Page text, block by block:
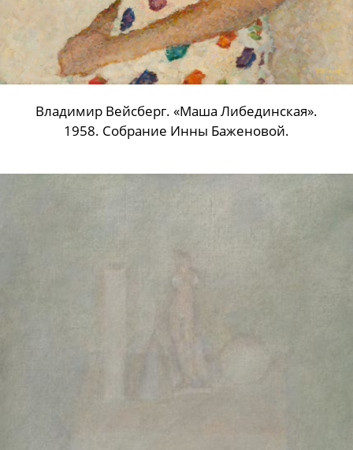
Владимир Вейсберг. «Маша Либединская».
1958. Собрание Инны Баженовой.